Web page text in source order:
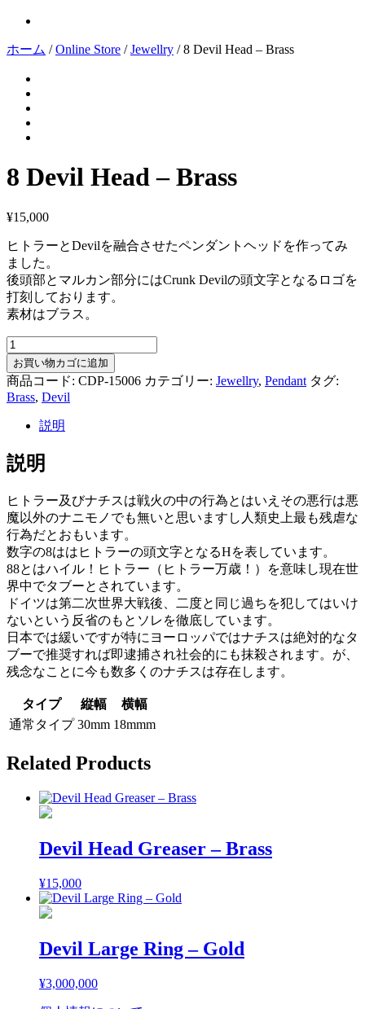
ホーム /Online Store /Jewellry / 8 Devil Head – Brass
8 Devil Head – Brass
¥15,000
ヒトラーとDevilを融合させたペンダントヘッドを作ってみ
ました。
後頭部とマルカン部分にはCrunk Devilの頭文字となるロゴを
打刻しております。
素材はブラス。
8
Devil
Head
-
Brass
お買い物カゴに追加
商品コード: CDP-15006 カテゴリー: Jewellry, Pendant タグ:
Brass, Devil
説明
説明
ヒトラー及びナチスは戦火の中の行為とはいえその悪行は悪
魔以外のナニモノでも無いと思いますし人類史上最も残虐な
行為だとおもいます。
数字の8ははヒトラーの頭文字となるHを表しています。
88とはハイル！ヒトラー（ヒトラー万歳！）を意味し現在世
界中でタブーとされています。
ドイツは第二次世界大戦後、二度と同じ過ちを犯してはいけ
ないという反省のもとソレを徹底しています。
日本では緩いですが特にヨーロッパではナチスは絶対的なタ
ブーで推奨すれば即逮捕され社会的にも抹殺されます。が、
残念なことに今も数多くのナチスは存在します。
タイプ 縦幅
横幅
通常タイプ 30mm 18mmm
Related Products
Devil Head Greaser – Brass
¥15,000
Devil Large Ring – Gold
¥3,000,000